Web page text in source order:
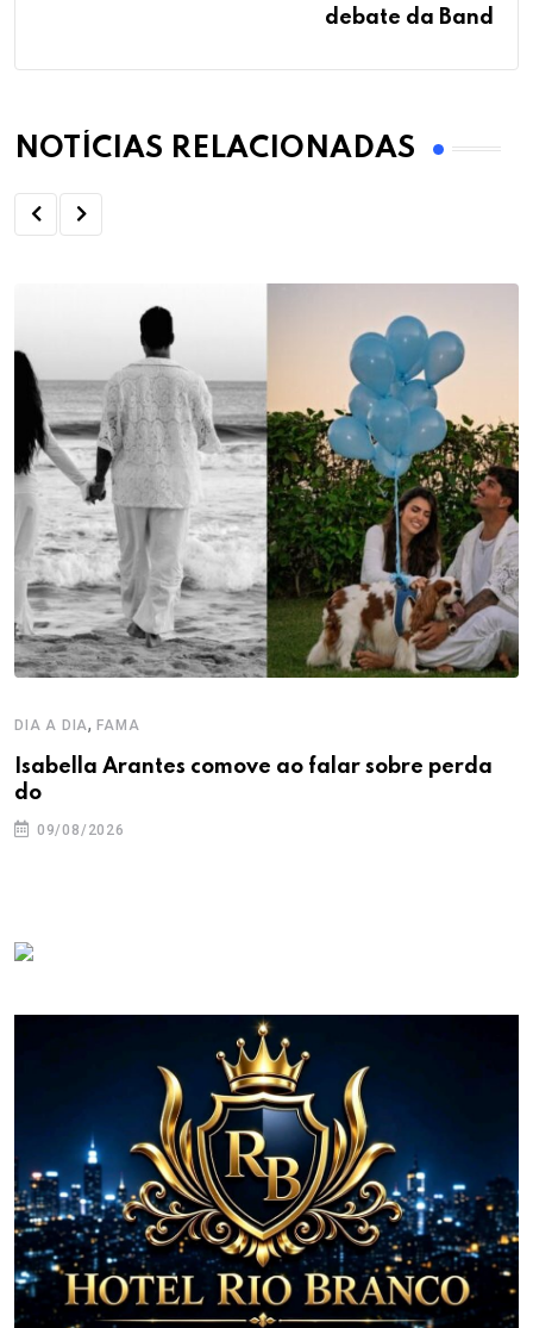
debate da Band
NOTÍCIAS RELACIONADAS
DIA A DIA,FAMA
Isabella Arantes comove ao falar sobre perda
do
09/08/2026